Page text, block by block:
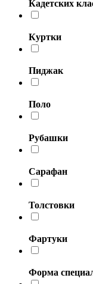
Кадетских
Куртки
Пиджак
Поло
Рубашки
Сарафан
Толстовки
Фартуки
Форма